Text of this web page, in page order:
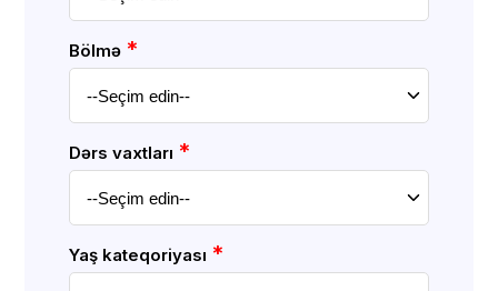
Bölmə *
Dərs vaxtları *
Yaş kateqoriyası *